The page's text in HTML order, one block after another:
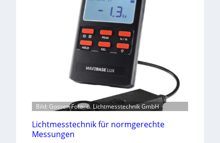
Bild: Gossen Foto- u. Lichtmesstechnik GmbH
Lichtmesstechnik für normgerechte
Messungen